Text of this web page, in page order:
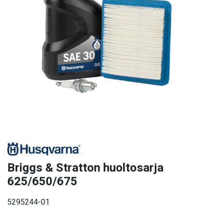
Briggs & Stratton huoltosarja
625/650/675
5295244-01